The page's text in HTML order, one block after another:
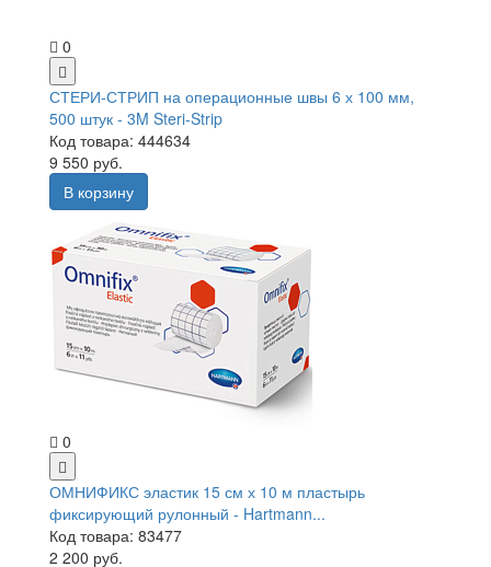
0
СТЕРИ-СТРИП на операционные швы 6 х 100 мм,
500 штук - 3M Steri-Strip
Код товара: 444634
9 550 руб.
В корзину
0
ОМНИФИКС эластик 15 см х 10 м пластырь
фиксирующий рулонный - Hartmann...
Код товара: 83477
2 200 руб.